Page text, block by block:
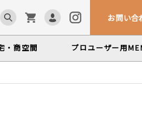
お問い合
活かす木」
お届けする無垢木材コラム
サービス
よるメンテナンスサービス
・商空間 プロユーザー用